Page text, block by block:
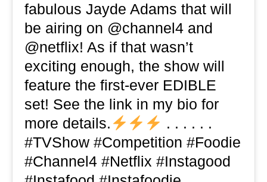
fabulous Jayde Adams that will
be airing on @channel4 and
@netflix! As if that wasn’t
exciting enough, the show will
feature the first-ever EDIBLE
set! See the link in my bio for
more details.
. . . . . .
#TVShow #Competition #Foodie
#Channel4 #Netflix #Instagood